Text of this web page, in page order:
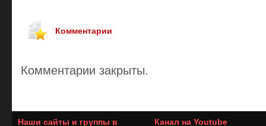
Комментарии
Комментарии закрыты.
Наши сайты и группы в Канал на Youtube